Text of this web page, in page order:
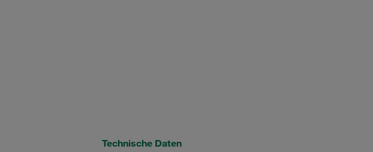
Technische Daten